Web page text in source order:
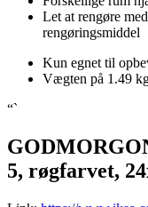
Let at rengøre
rengøringsmiddel
Kun egnet til
Vægten på 1.49
“`
5, røgfarvet,